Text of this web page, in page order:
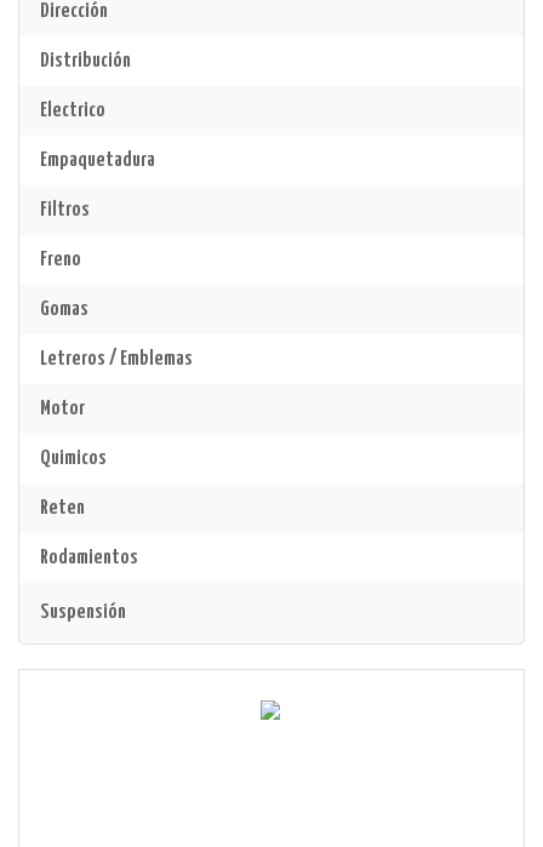
Dirección
Distribución
Electrico
Empaquetadura
Filtros
Freno
Gomas
Letreros / Emblemas
Motor
Quimicos
Reten
Rodamientos
Suspensión